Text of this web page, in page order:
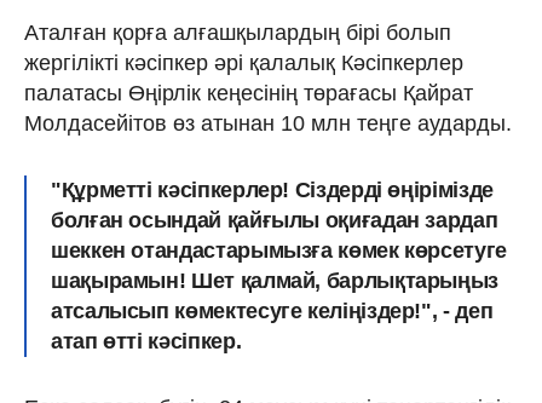
Аталған қорға алғашқылардың бірі болып
жергілікті кәсіпкер әрі қалалық Кәсіпкерлер
палатасы Өңірлік кеңесінің төрағасы Қайрат
Молдасейітов өз атынан 10 млн теңге аударды.
"Құрметті кәсіпкерлер! Сіздерді өңірімізде
болған осындай қайғылы оқиғадан зардап
шеккен отандастарымызға көмек көрсетуге
шақырамын! Шет қалмай, барлықтарыңыз
атсалысып көмектесуге келіңіздер!", - деп
атап өтті кәсіпкер.